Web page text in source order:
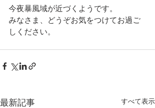
今夜暴風域が近づくようです。
みなさま、どうぞお気をつけてお過ご
しください。
最新記事 すべて表示